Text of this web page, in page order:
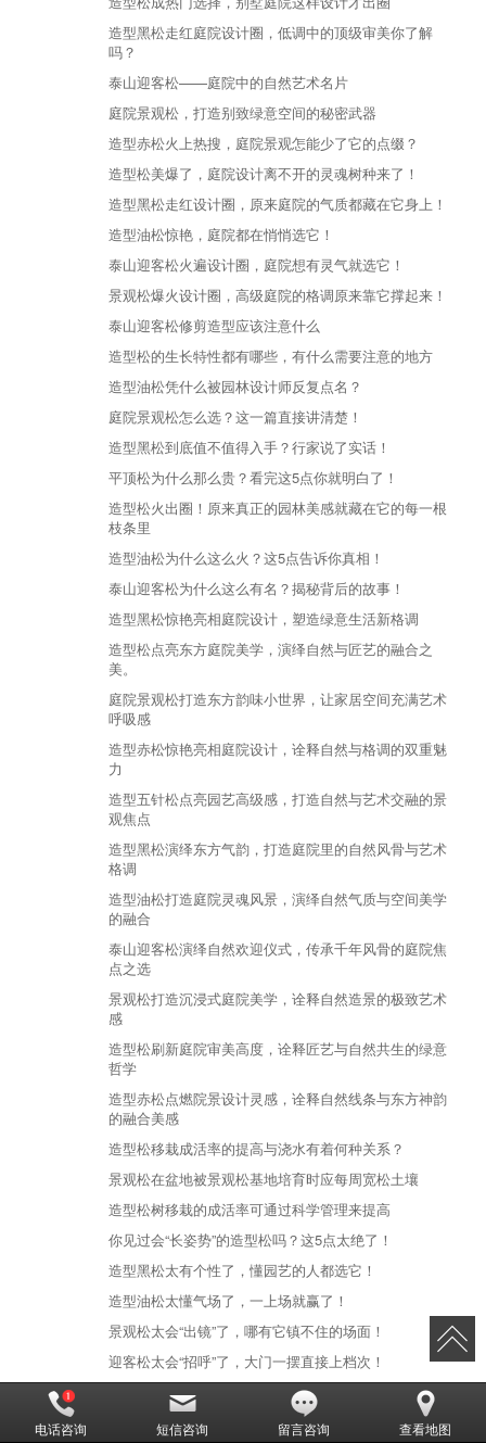
造型黑松走红庭院设计圈，低调中的顶级审美你了解
吗？
泰山迎客松——庭院中的自然艺术名片
庭院景观松，打造别致绿意空间的秘密武器
造型赤松火上热搜，庭院景观怎能少了它的点缀？
造型松美爆了，庭院设计离不开的灵魂树种来了！
造型黑松走红设计圈，原来庭院的气质都藏在它身上！
造型油松惊艳，庭院都在悄悄选它！
泰山迎客松火遍设计圈，庭院想有灵气就选它！
景观松爆火设计圈，高级庭院的格调原来靠它撑起来！
泰山迎客松修剪造型应该注意什么
造型松的生长特性都有哪些，有什么需要注意的地方
造型油松凭什么被园林设计师反复点名？
庭院景观松怎么选？这一篇直接讲清楚！
造型黑松到底值不值得入手？行家说了实话！
平顶松为什么那么贵？看完这5点你就明白了！
造型松火出圈！原来真正的园林美感就藏在它的每一根
枝条里
造型油松为什么这么火？这5点告诉你真相！
泰山迎客松为什么这么有名？揭秘背后的故事！
造型黑松惊艳亮相庭院设计，塑造绿意生活新格调
造型松点亮东方庭院美学，演绎自然与匠艺的融合之
美。
庭院景观松打造东方韵味小世界，让家居空间充满艺术
呼吸感
造型赤松惊艳亮相庭院设计，诠释自然与格调的双重魅
力
造型五针松点亮园艺高级感，打造自然与艺术交融的景
观焦点
造型黑松演绎东方气韵，打造庭院里的自然风骨与艺术
格调
造型油松打造庭院灵魂风景，演绎自然气质与空间美学
的融合
泰山迎客松演绎自然欢迎仪式，传承千年风骨的庭院焦
点之选
景观松打造沉浸式庭院美学，诠释自然造景的极致艺术
感
造型松刷新庭院审美高度，诠释匠艺与自然共生的绿意
哲学
造型赤松点燃院景设计灵感，诠释自然线条与东方神韵
的融合美感
造型松移栽成活率的提高与浇水有着何种关系？
景观松在盆地被景观松基地培育时应每周宽松土壤
造型松树移栽的成活率可通过科学管理来提高
你见过会“长姿势”的造型松吗？这5点太绝了！
造型黑松太有个性了，懂园艺的人都选它！
造型油松太懂气场了，一上场就赢了！
景观松太会“出镜”了，哪有它镇不住的场面！
迎客松太会“招呼”了，大门一摆直接上档次！
造型五针松太懂“东方审美”了，谁种谁惊艳！
造型松才是园林“氛围王”，一放就出高级感！
电话咨询 短信咨询 留言咨询 查看地图